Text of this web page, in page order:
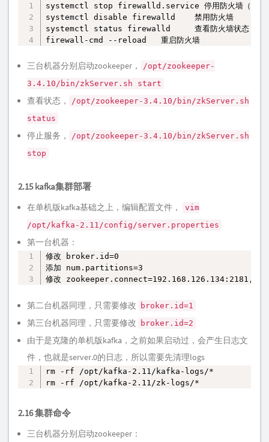
systemctl stop firewalld.service 停用防火墙（临时
systemctl disable firewalld    禁用防火墙
systemctl status firewalld     查看防火墙状态
firewall-cmd --reload   重启防火墙
复制
三台机器分别启动zookeeper，
/opt/zookeeper-
3.4.10/bin/zkServer.sh start
查看状态，
/opt/zookeeper-3.4.10/bin/zkServer.sh
status
停止服务，
/opt/zookeeper-3.4.10/bin/zkServer.sh
stop
2.15 kafka集群部署
在单机版kafka基础之上，编辑配置文件，
vim
/opt/kafka-2.11/config/server.properties
第一台机器：
修改 broker.id=0
添加 num.partitions=3
修改
第二台机器同理，只需要修改 broker.id=1
第三台机器同理，只需要修改 broker.id=2
由于是克隆的单机版kafka，之前如果启动过，会产生日志文
件，也就是server.0的日志，所以需要先清理logs
rm -rf /opt/kafka-2.11/kafka-logs/*
rm -rf /opt/kafka-2.11/zk-logs/*
2.16 集群命令
三台机器分别启动zookeeper：